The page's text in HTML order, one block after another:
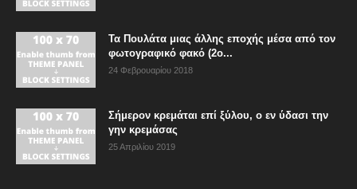
Τα Πουλάτα μιας άλλης εποχής μέσα από τον
φωτογραφικό φακό (2ο...
24 Φεβρουαρίου 2018
Σήμερον κρεμάται επί ξύλου, ο εν ύδασι την
γην κρεμάσας
25 Απριλίου 2019